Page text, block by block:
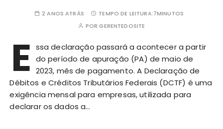
2 ANOS ATRÁS TEMPO DE LEITURA:7MINUTOS
PORGERENTEDOSITE
E ssa declaração passará a acontecer a partir
do período de apuração (PA) de maio de
2023, mês de pagamento. A Declaração de
Débitos e Créditos Tributários Federais (DCTF) é uma
exigência mensal para empresas, utilizada para
declarar os dados a…